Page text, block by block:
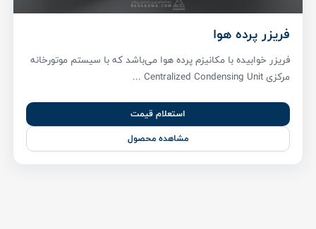
فریزر پرده هوا
فریزر خوابیده با مکانیزم پرده هوا می‌باشد که با سیستم موتورخانه
مرکزی Centralized Condensing Unit ...
استعلام قیمت
مشاهده محصول